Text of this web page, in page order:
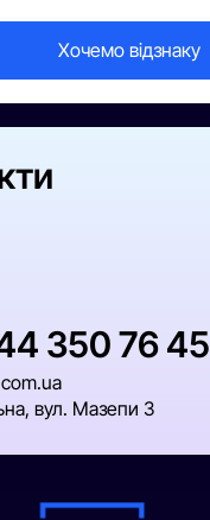
350 76 45
вул. Мазепи 3